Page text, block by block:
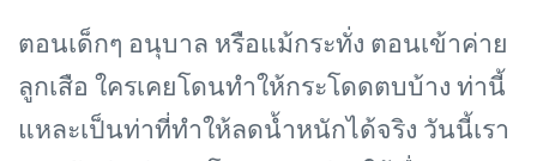
ตอนเด็กๆ อนุบาล หรือแม้กระทั่ง ตอนเข้าค่าย
ลูกเสือ ใครเคยโดนทำให้กระโดดตบบ้าง ท่านี้
แหละเป็นท่าที่ทำให้ลดน้ำหนักได้จริง วันนี้เรา